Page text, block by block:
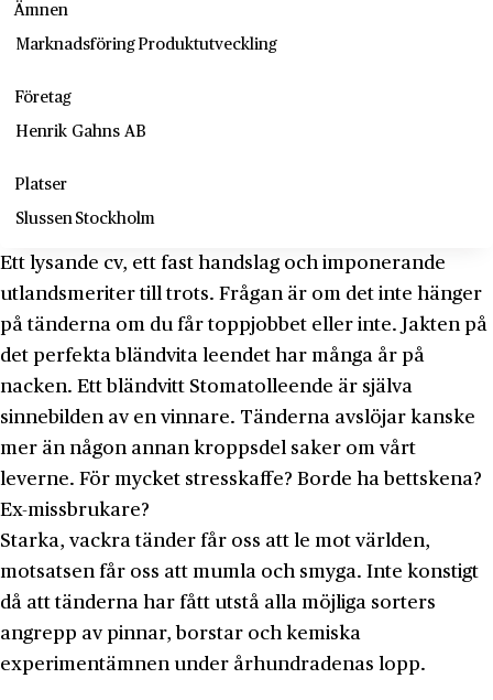
Ämnen
Marknadsföring Produktutveckling
Företag
Henrik Gahns AB
Platser
Slussen Stockholm
Ett lysande cv, ett fast handslag och imponerande
utlandsmeriter till trots. Frågan är om det inte hänger
på tänderna om du får toppjobbet eller inte. Jakten på
det perfekta bländvita leendet har många år på
nacken. Ett bländvitt Stomatolleende är själva
sinnebilden av en vinnare. Tänderna avslöjar kanske
mer än någon annan kroppsdel saker om vårt
leverne. För mycket stresskaffe? Borde ha bettskena?
Ex-missbrukare?
Starka, vackra tänder får oss att le mot världen,
motsatsen får oss att mumla och smyga. Inte konstigt
då att tänderna har fått utstå alla möjliga sorters
angrepp av pinnar, borstar och kemiska
experimentämnen under århundradenas lopp.